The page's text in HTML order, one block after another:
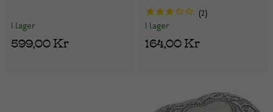
I lager
599,00 Kr
2
I lager
164,00 Kr